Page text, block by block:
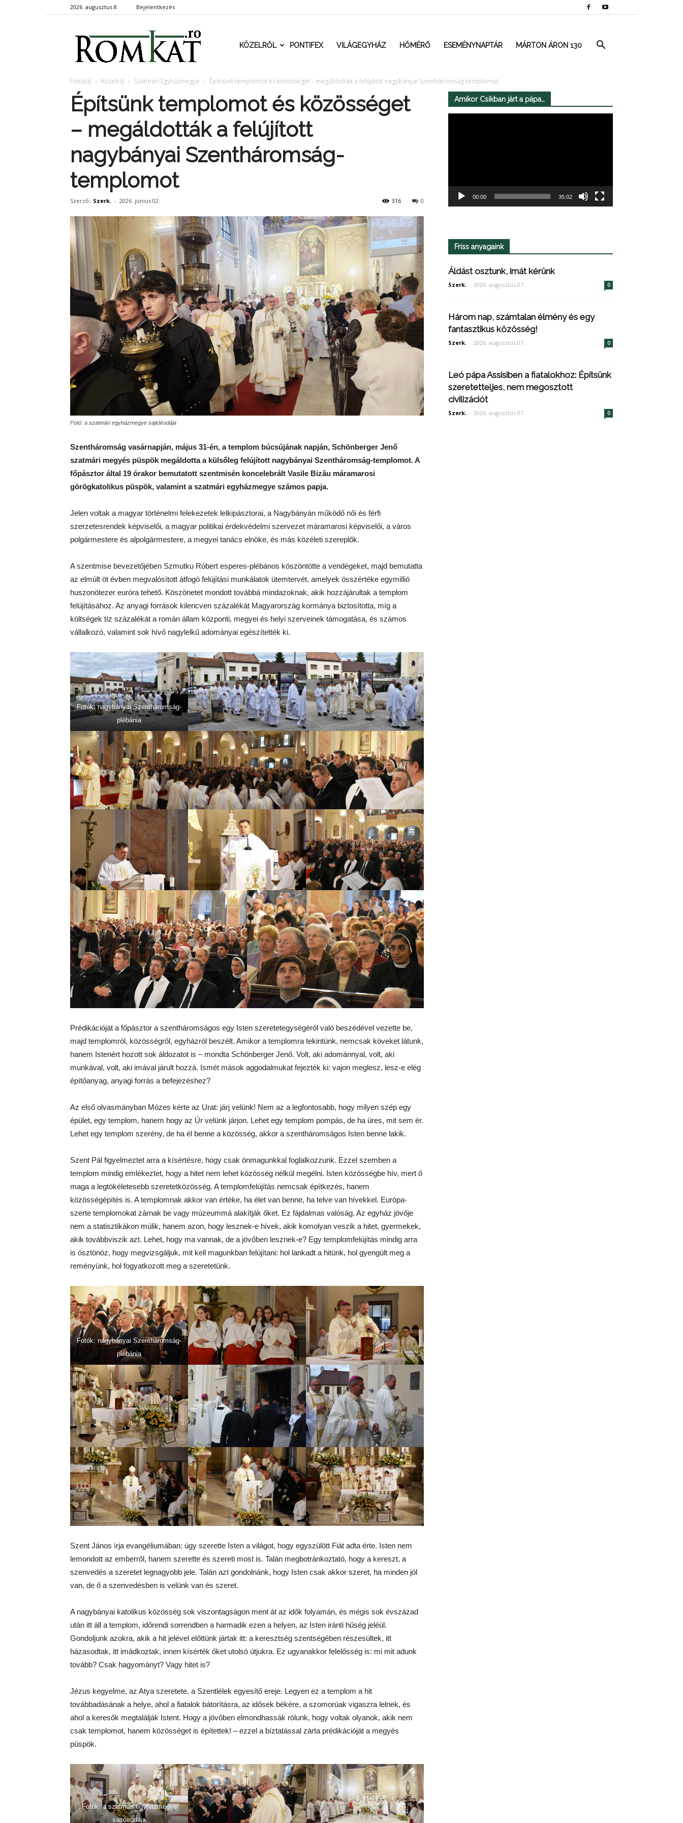
2026. augusztus 8. Bejelentkezés
RomKat.roKÖZELRŐL PONTIFEX VILÁGEGYHÁZ HŐMÉRŐ ESEMÉNYNAPTÁR MÁRTON ÁRON 130
Főoldal Közelről Szatmári Egyházmegye Építsünk templomot és közösséget – megáldották a felújított nagybányai Szentháromság-templomot
Építsünk templomot és közösséget
– megáldották a felújított
nagybányai Szentháromság-
templomot
Szerző: Szerk. - 2026. június 02. 0
316
Fotó: a szatmári egyházmegye sajtóirodája
Szentháromság vasárnapján, május 31-én, a templom búcsújának napján, Schönberger Jenő
szatmári megyés püspök megáldotta a külsőleg felújított nagybányai Szentháromság-templomot. A
főpásztor által 19 órakor bemutatott szentmisén koncelebrált Vasile Bizău máramarosi
görögkatolikus püspök, valamint a szatmári egyházmegye számos papja.
Jelen voltak a magyar történelmi felekezetek lelkipásztorai, a Nagybányán működő női és férfi
szerzetesrendek képviselői, a magyar politikai érdekvédelmi szervezet máramarosi képviselői, a város
polgármestere és alpolgármestere, a megyei tanács elnöke, és más közéleti szereplők.
A szentmise bevezetőjében Szmutku Róbert esperes-plébános köszöntötte a vendégeket, majd bemutatta
az elmúlt öt évben megvalósított átfogó felújítási munkálatok ütemtervét, amelyek összértéke egymillió
huszonötezer euróra tehető. Köszönetet mondott továbbá mindazoknak, akik hozzájárultak a templom
felújításához. Az anyagi források kilencven százalékát Magyarország kormánya biztosította, míg a
költségek tíz százalékát a román állam központi, megyei és helyi szerveinek támogatása, és számos
vállalkozó, valamint sok hívő nagylelkű adományai egészítették ki.
Fotók: nagybányai Szentháromság-
plébánia
Prédikációját a főpásztor a szentháromságos egy Isten szeretetegységéről való beszédével vezette be,
majd templomról, közösségről, egyházról beszélt. Amikor a templomra tekintünk, nemcsak köveket látunk,
hanem Istenért hozott sok áldozatot is – mondta Schönberger Jenő. Volt, aki adománnyal, volt, aki
munkával, volt, aki imával járult hozzá. Ismét mások aggodalmukat fejezték ki: vajon meglesz, lesz-e elég
építőanyag, anyagi forrás a befejezéshez?
Az első olvasmányban Mózes kérte az Urat: járj velünk! Nem az a legfontosabb, hogy milyen szép egy
épület, egy templom, hanem hogy az Úr velünk járjon. Lehet egy templom pompás, de ha üres, mit sem ér.
Lehet egy templom szerény, de ha él benne a közösség, akkor a szentháromságos Isten benne lakik.
Szent Pál figyelmeztet arra a kísértésre, hogy csak önmagunkkal foglalkozzunk. Ezzel szemben a
templom mindig emlékeztet, hogy a hitet nem lehet közösség nélkül megélni. Isten közösségbe hív, mert ő
maga a legtökéletesebb szeretetközösség. A templomfelújítás nemcsak építkezés, hanem
közösségépítés is. A templomnak akkor van értéke, ha élet van benne, ha telve van hívekkel. Európa-
szerte templomokat zárnak be vagy múzeummá alakítják őket. Ez fájdalmas valóság. Az egyház jövője
nem a statisztikákon múlik, hanem azon, hogy lesznek-e hívek, akik komolyan veszik a hitet, gyermekek,
akik továbbviszik azt. Lehet, hogy ma vannak, de a jövőben lesznek-e? Egy templomfelújítás mindig arra
is ösztönöz, hogy megvizsgáljuk, mit kell magunkban felújítani: hol lankadt a hitünk, hol gyengült meg a
reményünk, hol fogyatkozott meg a szeretetünk.
Fotók: nagybányai Szentháromság-
plébánia
Szent János írja evangéliumában: úgy szerette Isten a világot, hogy egyszülött Fiát adta érte. Isten nem
lemondott az emberről, hanem szerette és szereti most is. Talán megbotránkoztató, hogy a kereszt, a
szenvedés a szeretet legnagyobb jele. Talán azt gondolnánk, hogy Isten csak akkor szeret, ha minden jól
van, de ő a szenvedésben is velünk van és szeret.
A nagybányai katolikus közösség sok viszontagságon ment át az idők folyamán, és mégis sok évszázad
után itt áll a templom, időrendi sorrendben a harmadik ezen a helyen, az Isten iránti hűség jeléül.
Gondoljunk azokra, akik a hit jelével előttünk jártak itt: a keresztség szentségében részesültek, itt
házasodtak, itt imádkoztak, innen kísérték őket utolsó útjukra. Ez ugyanakkor felelősség is: mi mit adunk
tovább? Csak hagyományt? Vagy hitet is?
Jézus kegyelme, az Atya szeretete, a Szentlélek egyesítő ereje. Legyen ez a templom a hit
továbbadásának a helye, ahol a fiatalok bátorításra, az idősek békére, a szomorúak vigaszra lelnek, és
ahol a keresők megtalálják Istent. Hogy a jövőben elmondhassák rólunk, hogy voltak olyanok, akik nem
csak templomot, hanem közösséget is építettek! – ezzel a bíztatással zárta prédikációját a megyés
püspök.
Fotók: a szatmári egyházmegye
sajtóirodája
Amikor Csíkban járt a pápa…
00:00 35:02
Friss anyagaink
Áldást osztunk, imát kérünk
Szerk. - 2026. augusztus 07. 0
Három nap, számtalan élmény és egy
fantasztikus közösség!
Szerk. - 2026. augusztus 07. 0
Leó pápa Assisiben a fiatalokhoz: Építsünk
szeretetteljes, nem megosztott
civilizációt
Szerk. - 2026. augusztus 07. 0